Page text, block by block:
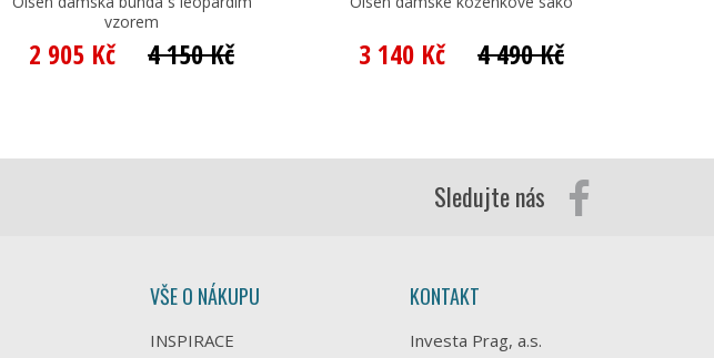
vzorem
2 905 Kč 4 150 Kč 3 140 Kč 4 490 Kč
Sledujte nás
VŠE O NÁKUPU
INSPIRACE
KONTAKT
Investa Prag, a.s.